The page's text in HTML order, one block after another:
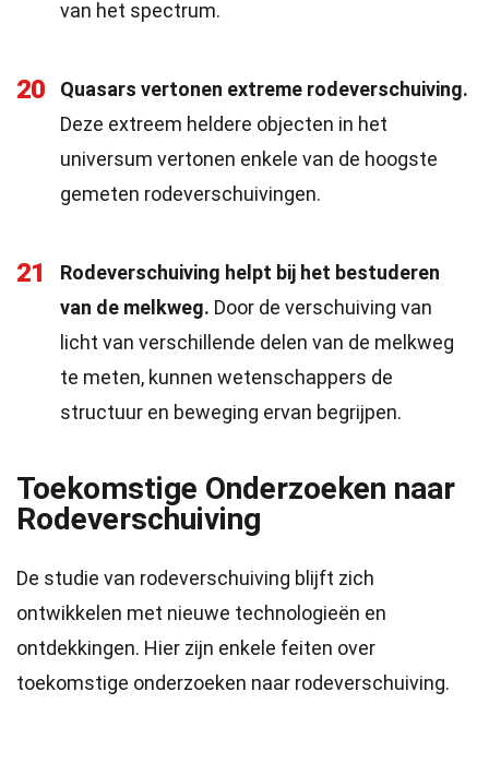
van het spectrum.
20
Quasars vertonen extreme rodeverschuiving.
Deze extreem heldere objecten in het
universum vertonen enkele van de hoogste
gemeten rodeverschuivingen.
21
Rodeverschuiving helpt bij het bestuderen
van de melkweg. Door de verschuiving van
licht van verschillende delen van de melkweg
te meten, kunnen wetenschappers de
structuur en beweging ervan begrijpen.
Toekomstige Onderzoeken naar
Rodeverschuiving
De studie van rodeverschuiving blijft zich
ontwikkelen met nieuwe technologieën en
ontdekkingen. Hier zijn enkele feiten over
toekomstige onderzoeken naar rodeverschuiving.